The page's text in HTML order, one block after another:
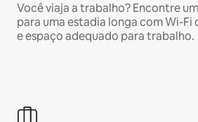
Você viaja a trabalho? Encontre
para uma estadia longa com Wi-
e espaço adequado para trabalho.